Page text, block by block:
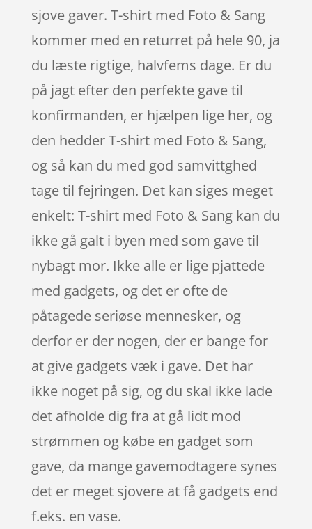
sjove gaver. T-shirt med Foto & Sang
kommer med en returret på hele 90, ja
du læste rigtige, halvfems dage. Er du
på jagt efter den perfekte gave til
konfirmanden, er hjælpen lige her, og
den hedder T-shirt med Foto & Sang,
og så kan du med god samvittghed
tage til fejringen. Det kan siges meget
enkelt: T-shirt med Foto & Sang kan du
ikke gå galt i byen med som gave til
nybagt mor. Ikke alle er lige pjattede
med gadgets, og det er ofte de
påtagede seriøse mennesker, og
derfor er der nogen, der er bange for
at give gadgets væk i gave. Det har
ikke noget på sig, og du skal ikke lade
det afholde dig fra at gå lidt mod
strømmen og købe en gadget som
gave, da mange gavemodtagere synes
det er meget sjovere at få gadgets end
f.eks. en vase.